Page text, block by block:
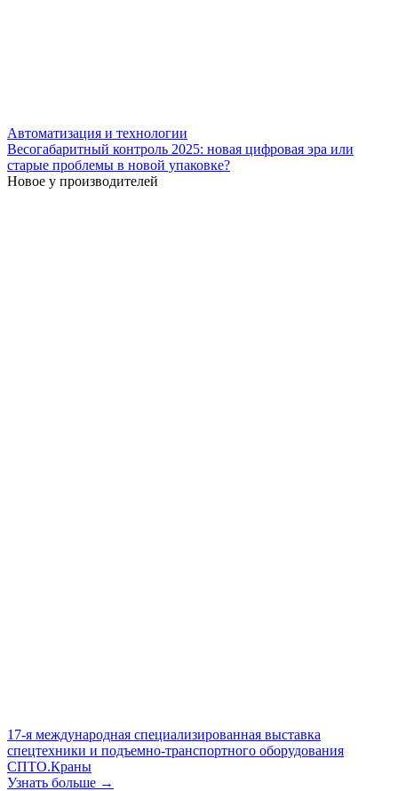
Автоматизация и технологии
Весогабаритный контроль 2025: новая цифровая эра или
старые проблемы в новой упаковке?
Новое у производителей
17-я международная специализированная выставка
спецтехники и подъемно-транспортного оборудования
СПТО.Краны
Узнать больше →